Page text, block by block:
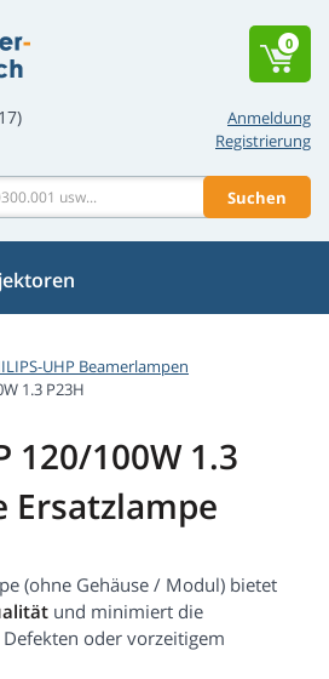
Anmeldung
Registrierung
Suchen
0
UHP Beamerlampen
1.3 P23H
120/100W 1.3
Ersatzlampe
(ohne Gehäuse / Modul) bietet
und minimiert die
oder vorzeitigem